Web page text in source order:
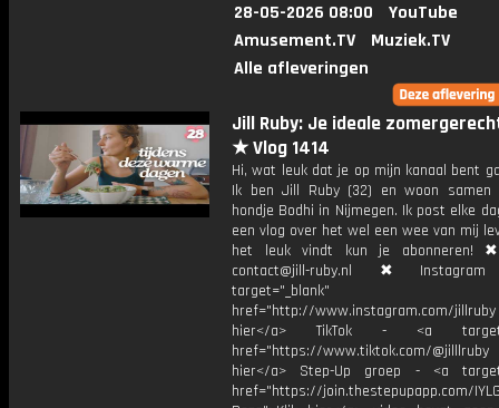
28-05-2026 08:00
YouTube
Amusement.TV
Muziek.TV
Alle afleveringen
Jill Ruby: Je ideale
★ Vlog 1414
Hi, wat leuk dat je op mijn kanaal bent
Ik ben Jill Ruby (32) en woon
hondje Bodhi in Nijmegen. Ik post elke
een vlog over het wel een wee van mij
het leuk vindt kun je abonneren!
contact@jill-ruby.nl ✖
target="_blank"
href="http://www.instagram.com/
hier</a> TikTok - <a
href="https://www.tiktok.com/
hier</a> Step-Up groep - <a
href="https://join.thestepupapp.com/